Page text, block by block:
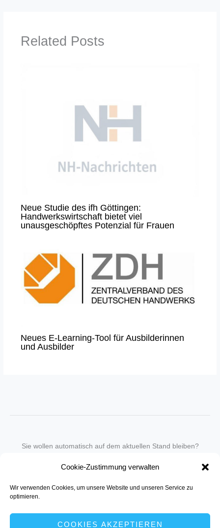
Cookie-Zustimmung verwalten
Wir verwenden Cookies, um unsere Website und unseren Service zu
optimieren.
COOKIES AKZEPTIEREN
Related Posts
Neue Studie des ifh Göttingen:
Handwerkswirtschaft bietet viel
unausgeschöpftes Potenzial für Frauen
Neues E-Learning-Tool für Ausbilderinnen
und Ausbilder
Sie wollen automatisch auf dem aktuellen Stand bleiben?
in unseren Newsletter-Service auf.
Senden Sie für ein Angebot einfach eine